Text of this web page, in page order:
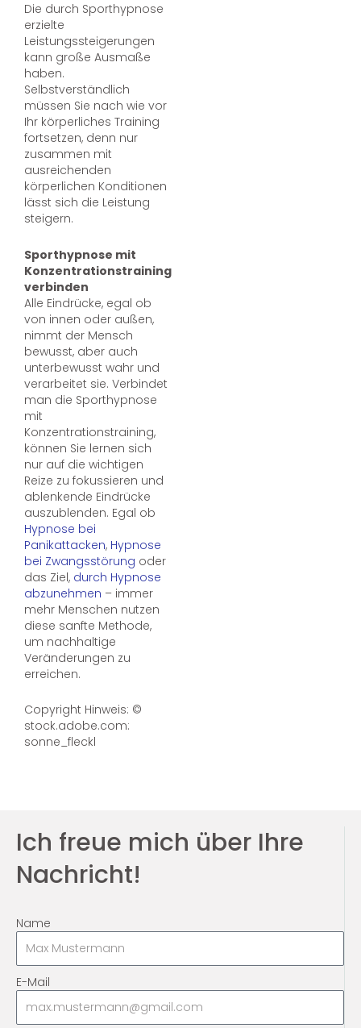
Die durch Sporthypnose
erzielte
Leistungssteigerungen
kann große Ausmaße
haben.
Selbstverständlich
müssen Sie nach wie vor
Ihr körperliches Training
fortsetzen, denn nur
zusammen mit
ausreichenden
körperlichen Konditionen
lässt sich die Leistung
steigern.
Sporthypnose mit
Konzentrationstraining
verbinden
Alle Eindrücke, egal ob
von innen oder außen,
nimmt der Mensch
bewusst, aber auch
unterbewusst wahr und
verarbeitet sie. Verbindet
man die Sporthypnose
mit
Konzentrationstraining,
können Sie lernen sich
nur auf die wichtigen
Reize zu fokussieren und
ablenkende Eindrücke
auszublenden. Egal ob
Hypnose bei
Panikattacken, Hypnose
bei Zwangsstörung oder
das Ziel, durch Hypnose
abzunehmen – immer
mehr Menschen nutzen
diese sanfte Methode,
um nachhaltige
Veränderungen zu
erreichen.
Copyright Hinweis: ©
stock.adobe.com:
sonne_fleckl
Ich freue mich über Ihre
Nachricht!
Name
E-Mail